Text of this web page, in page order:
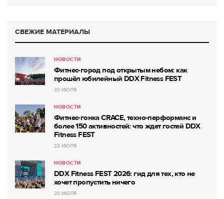
СВЕЖИЕ МАТЕРИАЛЫ
НОВОСТИ
Фитнес-город под открытым небом: как
прошёл юбилейный DDX Fitness FEST
30 ИЮЛЯ
НОВОСТИ
Фитнес-гонка CRACE, техно-перформанс и
более 150 активностей: что ждет гостей DDX
Fitness FEST
23 ИЮЛЯ
НОВОСТИ
DDX Fitness FEST 2026: гид для тех, кто не
хочет пропустить ничего
20 ИЮЛЯ